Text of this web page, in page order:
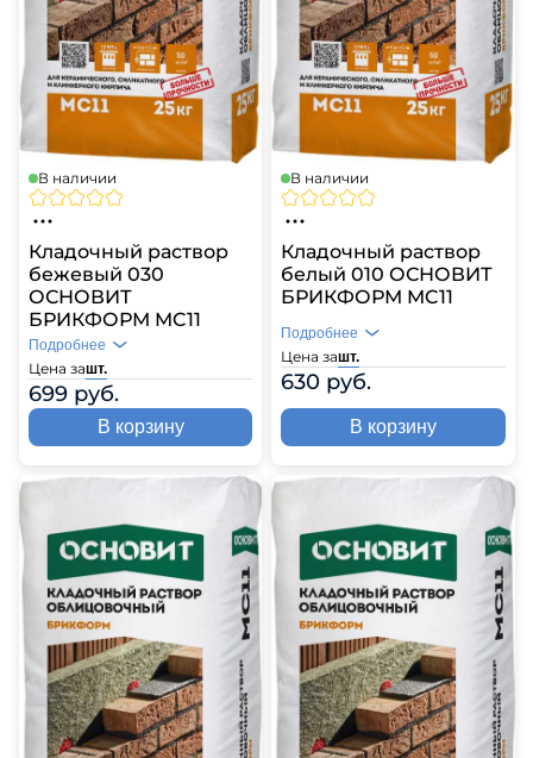
В наличии
Кладочный раствор
бежевый 030
ОСНОВИТ
БРИКФОРМ MC11
Цена зашт.
699 руб.
Подробнее
В корзину
В наличии
Кладочный раствор
белый 010 ОСНОВИТ
БРИКФОРМ MC11
Цена зашт.
630 руб.
Подробнее
В корзину